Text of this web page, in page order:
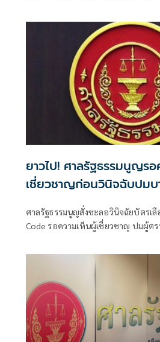
แทนหน่วยงานภาครัฐ องค์กรอิสระ ห
จำนวนมาก เข้าร่วม แลกเปลี่ยนองค์ค
การทำงาน เพื่อยกระดับการบริการภ
ประชาชนเข้าถึงง่าย แก้ปัญหาได้รวดเ
ความเดือดร้อนซ้ำ
ยาวไป! ศาลรัฐธรรมนูญรอ
เชี่ยวชาญก่อนวินิจฉับปมบ
ศาลรัฐธรรมนูญสั่งชะลอวินิจฉัยบัตรเลื
Code รอความเห็นผู้เชี่ยวชาญ ปมผู้ตร